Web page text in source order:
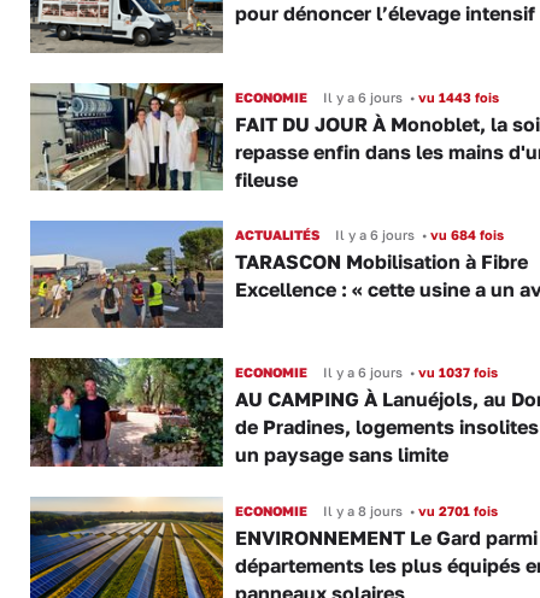
pour dénoncer l’élevage intensif
ECONOMIE Il y a 6 jours •vu 1443 fois
FAIT DU JOUR À Monoblet, la
repasse enfin dans les mains
fileuse
ACTUALITÉS Il y a 6 jours •vu 684 fois
TARASCON Mobilisation à Fibre
Excellence : « cette usine a un
ECONOMIE Il y a 6 jours •vu 1037 fois
AU CAMPING À Lanuéjols, au
de Pradines, logements
un paysage sans limite
ECONOMIE Il y a 8 jours •vu 2701 fois
ENVIRONNEMENT Le Gard
départements les plus équipés
panneaux solaires